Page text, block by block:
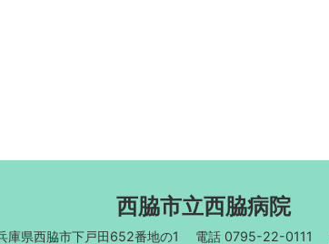
西脇市立西脇病院
県西脇市下戸田652番地の1 電話 0795-22-0111